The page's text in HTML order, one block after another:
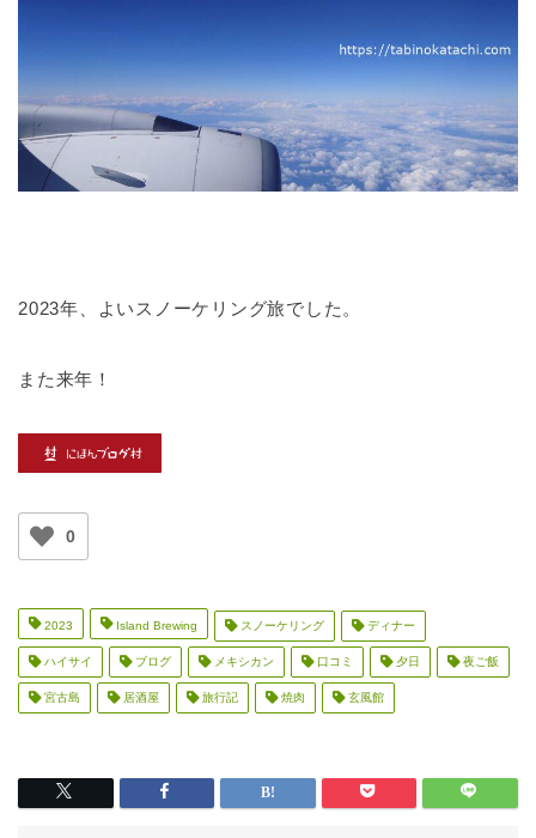
2023年、よいスノーケリング旅でした。
また来年！
0
2023 Island Brewing スノーケリング ディナー
ハイサイ ブログ メキシカン 口コミ 夕日 夜ご飯
宮古島 居酒屋 旅行記 焼肉 玄風館